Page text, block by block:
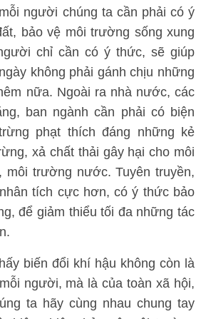
người chúng ta cần phải có ý
bảo vệ môi trường sống xung
chỉ cần có ý thức, sẽ giúp
không phải gánh chịu những
nữa. Ngoài ra nhà nước, các
ban ngành cần phải có biện
phạt thích đáng những kẻ
xả chất thải gây hại cho môi
môi trường nước. Tuyên truyền,
tích cực hơn, có ý thức bảo
để giảm thiểu tối đa những tác
biến đổi khí hậu không còn là
người, mà là của toàn xã hội,
ta hãy cùng nhau chung tay